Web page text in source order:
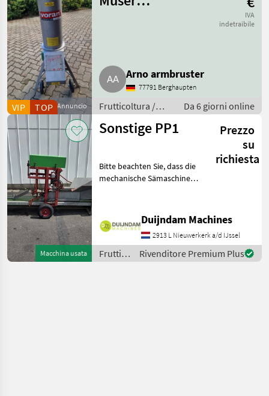
Annuncio
VIP TOP
IVA
indetraibile
Arno armbruster
77791 Berghaupten
Frutticoltura /
Altre macchine
per frutticoltura
Da 6 giorni online
Macchina usata
Sonstige PP1
Prezzo
su
richiesta
Bitte beachten Sie, dass die
mechanische Sämaschine
für 6-cm-Kompostblöcke
verwendet werden
kann.Diese Topfpress
Duijndam Machines
2913 L Nieuwerkerk a/d IJssel
Frutticoltura
/
Rivenditore Premium Plus